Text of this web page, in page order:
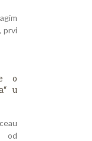
prvi
o
u
od